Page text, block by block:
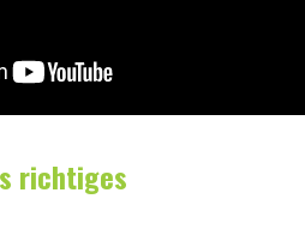
richtiges